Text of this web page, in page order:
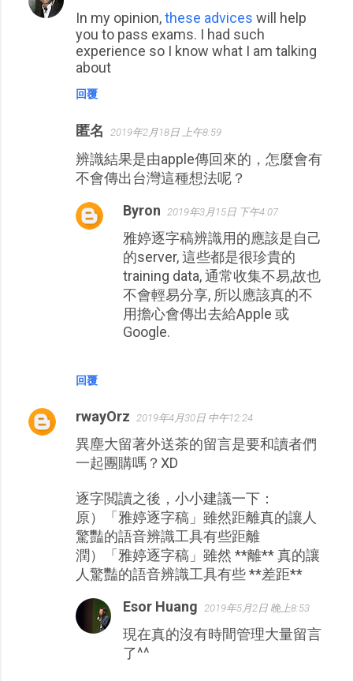
In my opinion,these advices will help
you to pass exams. I had such
experience so I know what I am talking
about
回覆
匿名 2019年2月18日 上午8:59
辨識結果是由apple傳回來的，怎麼會有
不會傳出台灣這種想法呢？
回覆
Byron 2019年3月15日 下午4:07
雅婷逐字稿辨識用的應該是自己
的server, 這些都是很珍貴的
training data, 通常收集不易,故也
不會輕易分享, 所以應該真的不
用擔心會傳出去給Apple 或
Google.
rwayOrz 2019年4月30日 中午12:24
異塵大留著外送茶的留言是要和讀者們
一起團購嗎？XD
逐字閲讀之後，小小建議一下：
原）「雅婷逐字稿」雖然距離真的讓人
驚豔的語音辨識工具有些距離
潤）「雅婷逐字稿」雖然 **離** 真的讓
人驚豔的語音辨識工具有些 **差距**
Esor Huang 2019年5月2日 晚上8:53
現在真的沒有時間管理大量留言
了^^